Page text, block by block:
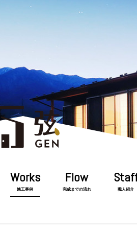
施工事例 完成までの流れ 職人紹介